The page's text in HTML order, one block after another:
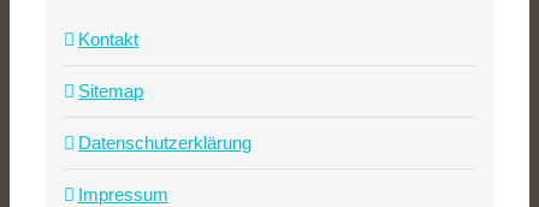
Kontakt
Sitemap
Datenschutzerklärung
Impressum